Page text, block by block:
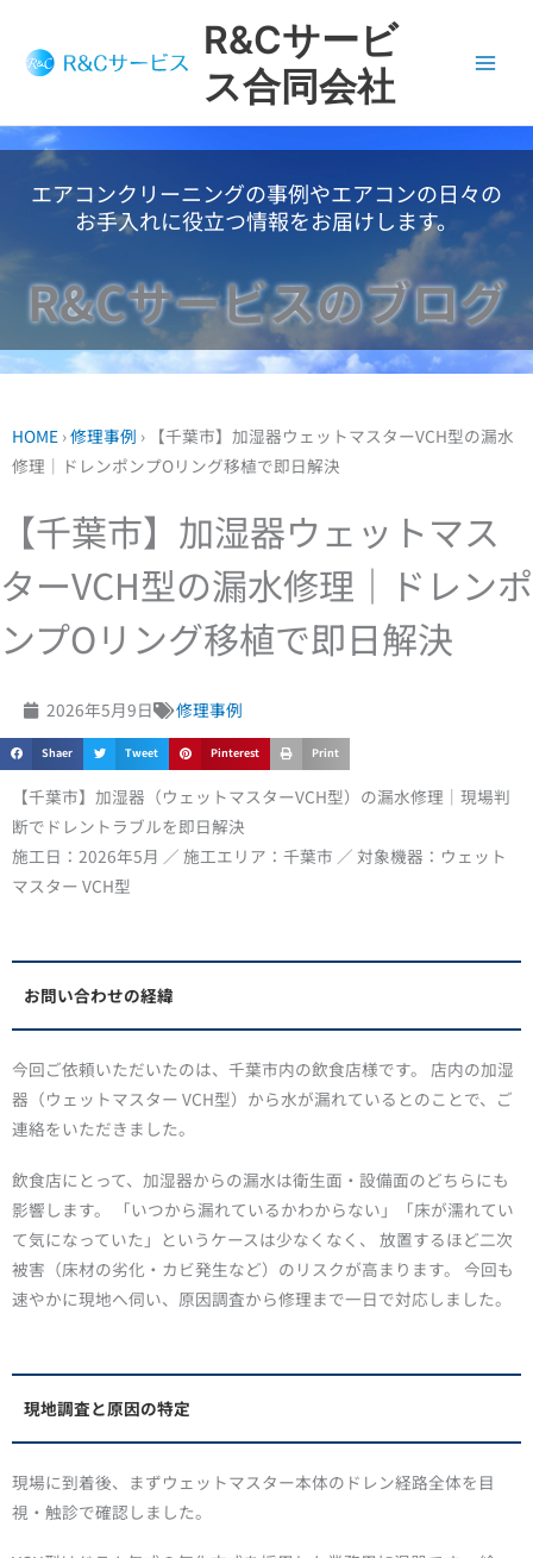
キ
R&Cサービ
ス合同会社
エアコンクリーニングの事例やエアコンの日々の
お手入れに役立つ情報をお届けします。
R&Cサービスのブログ
HOME ›修理事例 › 【千葉市】加湿器ウェットマスターVCH型の漏水
修理｜ドレンポンプOリング移植で即日解決
【千葉市】加湿器ウェットマス
ターVCH型の漏水修理｜ドレンポ
ンプOリング移植で即日解決
2026年5月9日 修理事例
Shaer Tweet Pinterest Print
【千葉市】加湿器（ウェットマスターVCH型）の漏水修理｜現場判
断でドレントラブルを即日解決
施工日：2026年5月 ／ 施工エリア：千葉市 ／ 対象機器：ウェット
マスター VCH型
お問い合わせの経緯
今回ご依頼いただいたのは、千葉市内の飲食店様です。 店内の加湿
器（ウェットマスター VCH型）から水が漏れているとのことで、ご
連絡をいただきました。
飲食店にとって、加湿器からの漏水は衛生面・設備面のどちらにも
影響します。 「いつから漏れているかわからない」「床が濡れてい
て気になっていた」というケースは少なくなく、 放置するほど二次
被害（床材の劣化・カビ発生など）のリスクが高まります。 今回も
速やかに現地へ伺い、原因調査から修理まで一日で対応しました。
現地調査と原因の特定
現場に到着後、まずウェットマスター本体のドレン経路全体を目
視・触診で確認しました。